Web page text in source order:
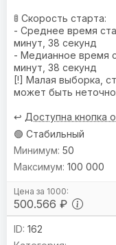
🚦 Скорость старта:
- Среднее время
минут, 38 секунд
- Медианное время
минут, 38 секунд
[!] Малая выборка,
может быть
↩️ Доступна кнопка
🟢 Стабильный
500.566 ₽
50
100 000
162